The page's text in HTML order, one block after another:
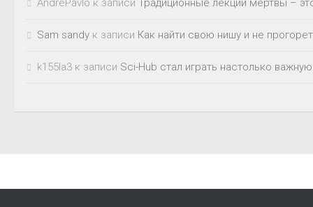
Sam sandy к записи Как найти свою нишу и не
k155la3 к записи Sci-Hub стал играть настолько